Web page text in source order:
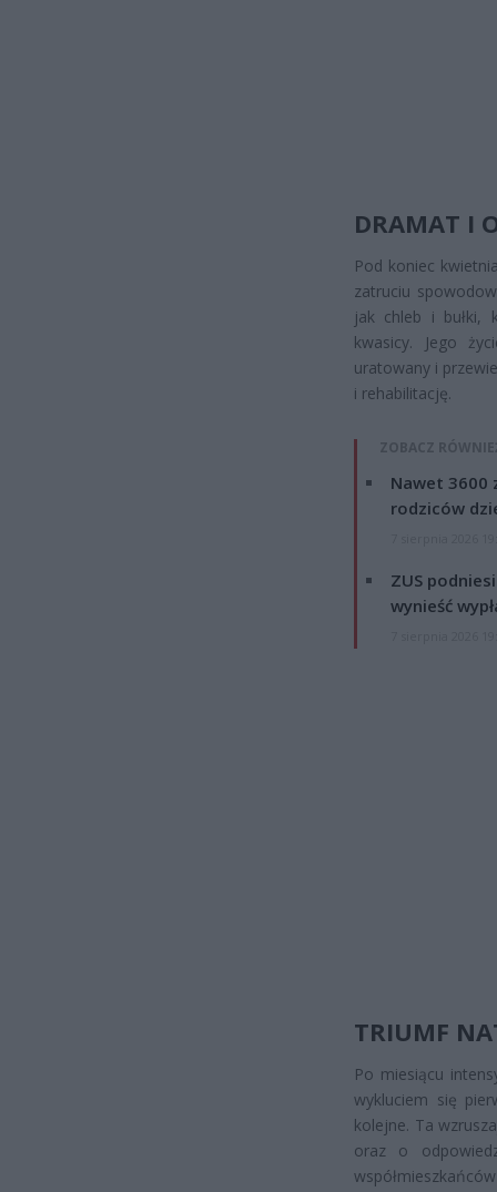
DRAMAT I
Pod koniec
zatruciu
jak chleb i bułki,
kwasicy. Jego
uratowany i
i rehabilitację.
ZOBACZ
Nawet 3600
rodziców
ZUS
wynieść
TRIUMF
Po miesiącu
wykluciem się
kolejne. Ta
oraz o